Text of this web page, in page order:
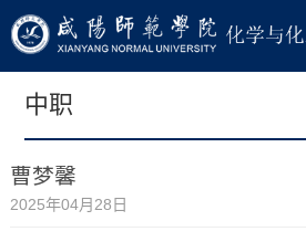
中职
曹梦馨
2025年04月28日